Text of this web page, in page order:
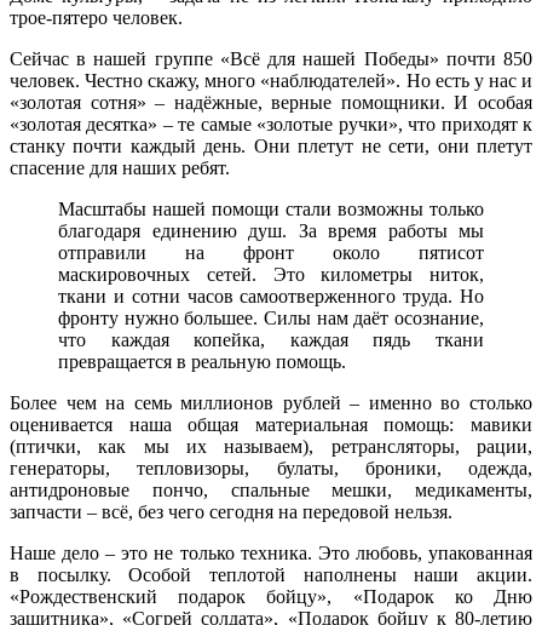
трое-пятеро человек.
Сейчас в нашей группе «Всё для нашей Победы» почти 850
человек. Честно скажу, много «наблюдателей». Но есть у нас и
«золотая сотня» – надёжные, верные помощники. И особая
«золотая десятка» – те самые «золотые ручки», что приходят к
станку почти каждый день. Они плетут не сети, они плетут
спасение для наших ребят.
Масштабы нашей помощи стали возможны только
благодаря единению душ. За время работы мы
отправили на фронт около пятисот
маскировочных сетей. Это километры ниток,
ткани и сотни часов самоотверженного труда. Но
фронту нужно большее. Силы нам даёт осознание,
что каждая копейка, каждая пядь ткани
превращается в реальную помощь.
Более чем на семь миллионов рублей – именно во столько
оценивается наша общая материальная помощь: мавики
(птички, как мы их называем), ретрансляторы, рации,
генераторы, тепловизоры, булаты, броники, одежда,
антидроновые пончо, спальные мешки, медикаменты,
запчасти – всё, без чего сегодня на передовой нельзя.
Наше дело – это не только техника. Это любовь, упакованная
в посылку. Особой теплотой наполнены наши акции.
«Рождественский подарок бойцу», «Подарок ко Дню
защитника», «Согрей солдата», «Подарок бойцу к 80-летию